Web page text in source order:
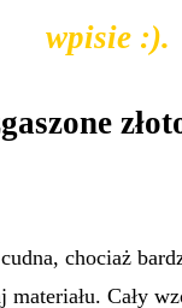
wpisie :).
chociaż
materiału. Cały